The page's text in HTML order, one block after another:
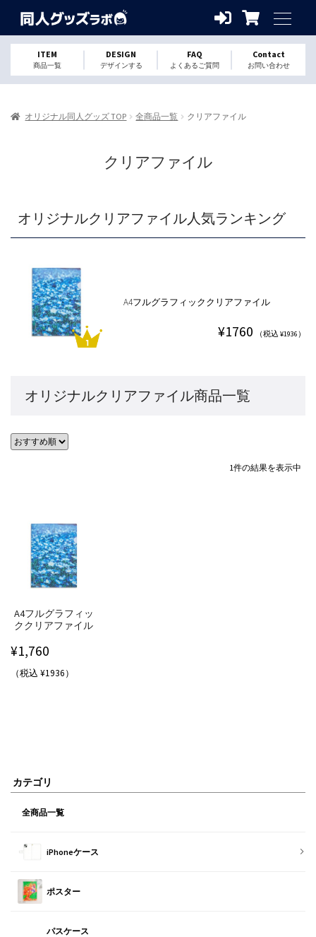
ITEM
商品一覧
DESIGN
デザインする
FAQ
よくあるご質問
Contact
お問い合わせ
オリジナル同人グッズ TOP 全商品一覧 クリアファイル
クリアファイル
オリジナルクリアファイル人気ランキング
A4フルグラフィッククリアファイル
¥1760 （税込 ¥1936）
オリジナルクリアファイル商品一覧
1件の結果を表示中
A4フルグラフィッ
ククリアファイル
¥1,760
（税込 ¥1936）
カテゴリ
全商品一覧
iPhoneケース
ポスター
パスケース